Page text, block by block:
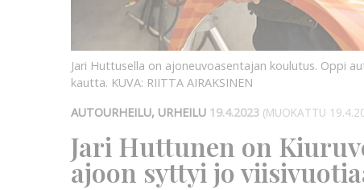
Jari Huttusella on ajoneuvoasentajan koulutus. Oppi
kautta. KUVA: RIITTA AIRAKSINEN
AUTOURHEILU, URHEILU 19.4.2023 (MUOKATTU
Jari Huttunen on
ajoon syttyi jo